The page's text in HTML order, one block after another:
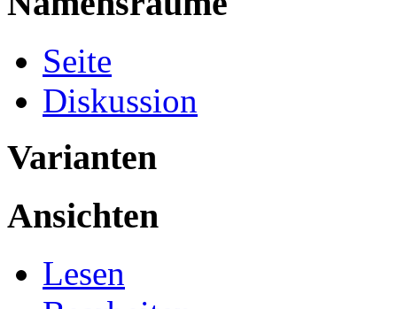
Seite
Diskussion
Varianten
Ansichten
Lesen